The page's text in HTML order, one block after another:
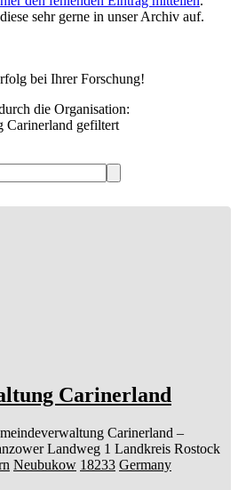
sehr gerne in unser Archiv auf.
bei Ihrer Forschung!
die Organisation:
Carinerland gefiltert
Carinerland
Carinerland –
Landweg 1 Landkreis Rostock
Neubukow 18233 Germany